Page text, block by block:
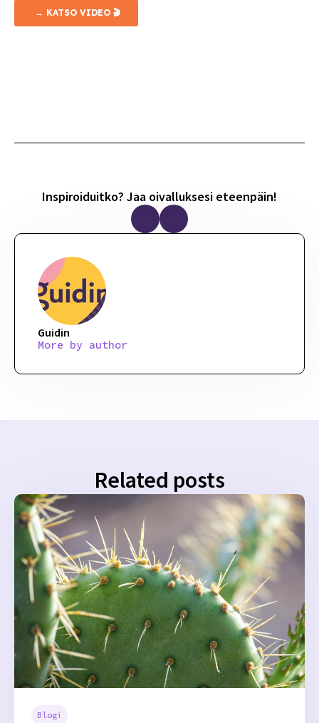
Inspiroiduitko? Jaa oivalluksesi eteenpäin!
Guidin
More by author
Related posts
Blogi